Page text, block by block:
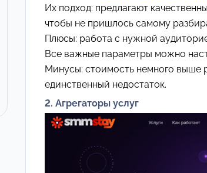
Их подход: предлагают
чтобы не пришлось самому
Плюсы: работа с нужной
Все важные параметры можно
Минусы: стоимость немного выше
единственный недостаток.
2. Агрегаторы услуг